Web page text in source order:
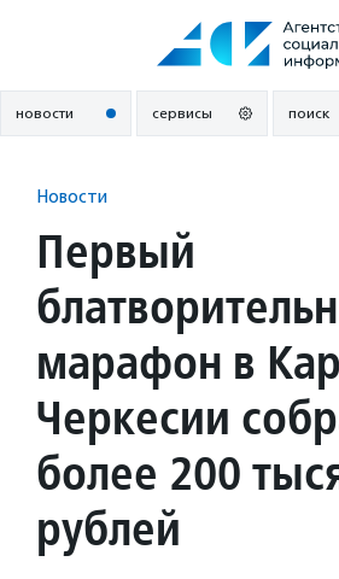
новости сервисы поиск
Новости
Первый
марафон в
Черкесии
более 200
рублей